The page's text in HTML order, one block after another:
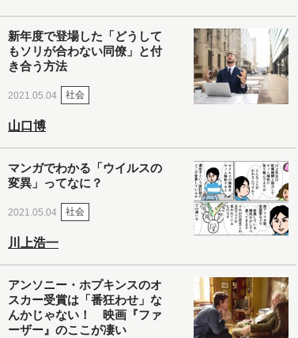
新年度で登場した「どうして
もソリが合わない同僚」と付
き合う方法
2021.05.04 社会
山口博
マンガでわかる「ウイルスの
変異」ってなに？
2021.05.04 社会
川上浩一
アンソニー・ホプキンスのオ
スカー受賞は「番狂わせ」な
んかじゃない！ 映画『ファ
ーザー』のここが凄い